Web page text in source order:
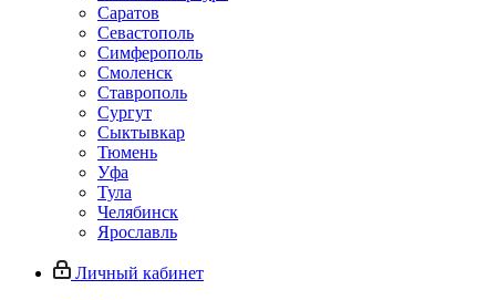
Саратов
Севастополь
Симферополь
Смоленск
Ставрополь
Сургут
Сыктывкар
Тюмень
Уфа
Тула
Челябинск
Ярославль
Личный кабинет